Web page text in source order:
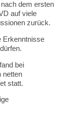
dem ersten
auf viele
zurück.
Erkenntnisse
bei
netten
statt.